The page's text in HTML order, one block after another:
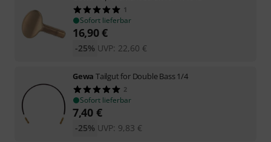
1
Sofort lieferbar
16,90€
UVP: 22,60 €
-25%
Gewa Tailgut for Double Bass 1/4
2
Sofort lieferbar
7,40 €
UVP: 9,83 €
-25%